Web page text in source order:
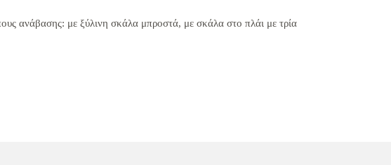
ανάβασης: με ξύλινη σκάλα μπροστά, με σκάλα στο πλάι με τρία